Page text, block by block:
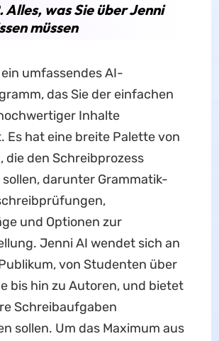
Alles, was Sie über Jenni
müssen
umfassendes AI-
das Sie der einfachen
Inhalte
hat eine breite Palette von
die den Schreibprozess
darunter Grammatik-
und Optionen zur
Jenni AI wendet sich an
von Studenten über
bis hin zu Autoren, und bietet
Schreibaufgaben
sollen. Um das Maximum aus